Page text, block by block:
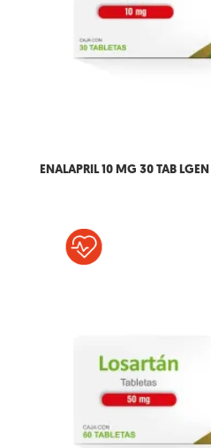
ENALAPRIL 10 MG 30 TAB LGEN